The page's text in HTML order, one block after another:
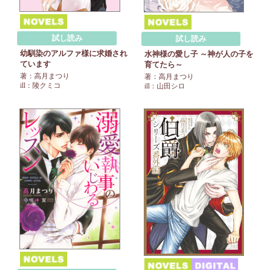
試し読み
幼馴染のアルファ様に求婚され
ています
著：高月まつり
ill：陵クミコ
試し読み
水神様の愛し子 ～神が人の子を
育てたら～
著：高月まつり
ill：山田シロ